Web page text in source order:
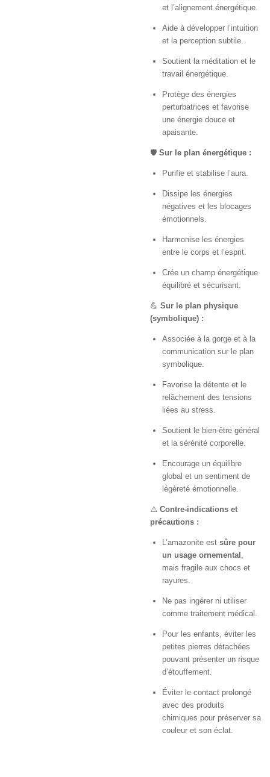
et l’alignement énergétique.
Aide à développer l’intuition
et la perception subtile.
Soutient la méditation et le
travail énergétique.
Protège des énergies
perturbatrices et favorise
une énergie douce et
apaisante.
🛡️ Sur le plan énergétique :
Purifie et stabilise l’aura.
Dissipe les énergies
négatives et les blocages
émotionnels.
Harmonise les énergies
entre le corps et l’esprit.
Crée un champ énergétique
équilibré et sécurisant.
💪 Sur le plan physique
(symbolique) :
Associée à la gorge et à la
communication sur le plan
symbolique.
Favorise la détente et le
relâchement des tensions
liées au stress.
Soutient le bien-être général
et la sérénité corporelle.
Encourage un équilibre
global et un sentiment de
légèreté émotionnelle.
⚠️ Contre-indications et
précautions :
L’amazonite est sûre pour
un usage ornemental
mais fragile aux chocs et
rayures.
Ne pas ingérer ni utiliser
comme traitement médical.
Pour les enfants, éviter les
petites pierres détachées
pouvant présenter un risque
d’étouffement.
Éviter le contact prolongé
avec des produits
chimiques pour préserver sa
couleur et son éclat.